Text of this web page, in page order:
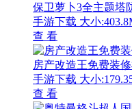
保卫萝卜3全主题塔
手游下载 大小
查 看
房产改造王免费装
手游下载 大小
查 看